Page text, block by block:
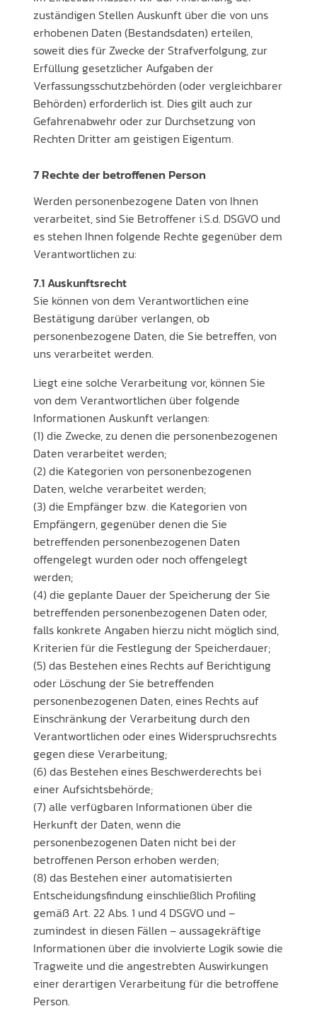
zuständigen Stellen Auskunft über die von uns
erhobenen Daten (Bestandsdaten) erteilen,
soweit dies für Zwecke der Strafverfolgung, zur
Erfüllung gesetzlicher Aufgaben der
Verfassungsschutzbehörden (oder vergleichbarer
Behörden) erforderlich ist. Dies gilt auch zur
Gefahrenabwehr oder zur Durchsetzung von
Rechten Dritter am geistigen Eigentum.
7 Rechte der betroffenen Person
Werden personenbezogene Daten von Ihnen
verarbeitet, sind Sie Betroffener i.S.d. DSGVO und
es stehen Ihnen folgende Rechte gegenüber dem
Verantwortlichen zu:
7.1 Auskunftsrecht
Sie können von dem Verantwortlichen eine
Bestätigung darüber verlangen, ob
personenbezogene Daten, die Sie betreffen, von
uns verarbeitet werden.
Liegt eine solche Verarbeitung vor, können Sie
von dem Verantwortlichen über folgende
Informationen Auskunft verlangen:
(1) die Zwecke, zu denen die personenbezogenen
Daten verarbeitet werden;
(2) die Kategorien von personenbezogenen
Daten, welche verarbeitet werden;
(3) die Empfänger bzw. die Kategorien von
Empfängern, gegenüber denen die Sie
betreffenden personenbezogenen Daten
offengelegt wurden oder noch offengelegt
werden;
(4) die geplante Dauer der Speicherung der Sie
betreffenden personenbezogenen Daten oder,
falls konkrete Angaben hierzu nicht möglich sind,
Kriterien für die Festlegung der Speicherdauer;
(5) das Bestehen eines Rechts auf Berichtigung
oder Löschung der Sie betreffenden
personenbezogenen Daten, eines Rechts auf
Einschränkung der Verarbeitung durch den
Verantwortlichen oder eines Widerspruchsrechts
gegen diese Verarbeitung;
(6) das Bestehen eines Beschwerderechts bei
einer Aufsichtsbehörde;
(7) alle verfügbaren Informationen über die
Herkunft der Daten, wenn die
personenbezogenen Daten nicht bei der
betroffenen Person erhoben werden;
(8) das Bestehen einer automatisierten
Entscheidungsfindung einschließlich Profiling
gemäß Art. 22 Abs. 1 und 4 DSGVO und –
zumindest in diesen Fällen – aussagekräftige
Informationen über die involvierte Logik sowie die
Tragweite und die angestrebten Auswirkungen
einer derartigen Verarbeitung für die betroffene
Person.